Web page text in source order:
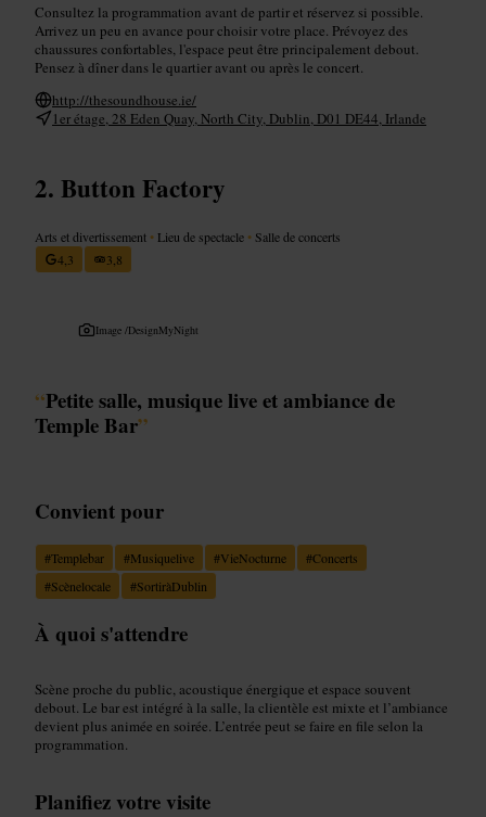
Consultez la programmation avant de partir et réservez si possible.
Arrivez un peu en avance pour choisir votre place. Prévoyez des
chaussures confortables, l'espace peut être principalement debout.
Pensez à dîner dans le quartier avant ou après le concert.
http://thesoundhouse.ie/
1er étage, 28 Eden Quay, North City, Dublin, D01 DE44, Irlande
Button Factory
Arts et divertissement • Lieu de spectacle • Salle de concerts
4,3
3,8
Image /DesignMyNight
“Petite salle, musique live et ambiance de
Temple Bar”
Convient pour
#Templebar #Musiquelive #VieNocturne #Concerts
#Scènelocale #SortiràDublin
À quoi s'attendre
Scène proche du public, acoustique énergique et espace souvent
debout. Le bar est intégré à la salle, la clientèle est mixte et l’ambiance
devient plus animée en soirée. L’entrée peut se faire en file selon la
programmation.
Planifiez votre visite